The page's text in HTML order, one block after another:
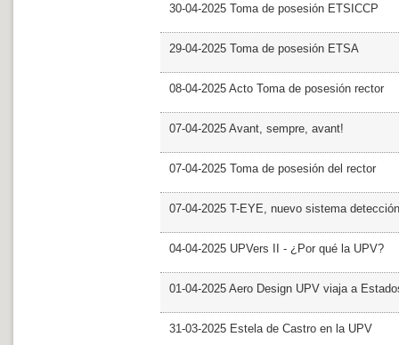
30-04-2025 Toma de posesión ETSICCP
29-04-2025 Toma de posesión ETSA
08-04-2025 Acto Toma de posesión rector
07-04-2025 Avant, sempre, avant!
07-04-2025 Toma de posesión del rector
07-04-2025 T-EYE, nuevo sistema
04-04-2025 UPVers II - ¿Por qué la UPV?
01-04-2025 Aero Design UPV viaja a
31-03-2025 Estela de Castro en la UPV